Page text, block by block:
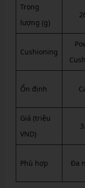
Trọng
lượng (g)
Cushioning
Ổn định
Giá (triệu
VND)
Phù hợp Đa